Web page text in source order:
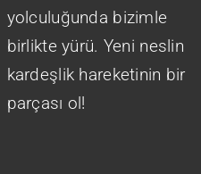
yolculuğunda bizimle
birlikte yürü. Yeni neslin
kardeşlik hareketinin bir
parçası ol!